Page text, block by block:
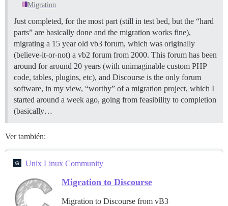
Migration
Just completed, for the most part (still in test bed, but the “hard
parts” are basically done and the migration works fine),
migrating a 15 year old vb3 forum, which was originally
(believe-it-or-not) a vb2 forum from 2000. This forum has been
around for around 20 years (with unimaginable custom PHP
code, tables, plugins, etc), and Discourse is the only forum
software, in my view, “worthy” of a migration project, which I
started around a week ago, going from feasibility to completion
(basically…
Ver también:
Unix Linux Community
Migration to Discourse
Migration to Discourse from vB3